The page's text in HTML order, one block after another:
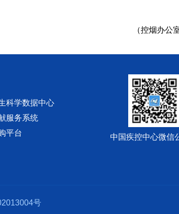
（控烟办公
科学数据中心
服务系统
平台
中国疾控中心微信
号